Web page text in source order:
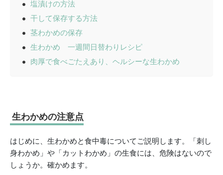
塩漬けの方法
干して保存する方法
茎わかめの保存
生わかめ 一週間日替わりレシピ
肉厚で食べごたえあり、ヘルシーな生わかめ
生わかめの注意点
はじめに、生わかめと食中毒についてご説明します。「刺し
身わかめ」や「カットわかめ」の生食には、危険はないので
しょうか。確かめます。